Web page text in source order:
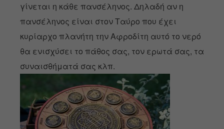
γίνεται η κάθε πανσέληνος. Δηλαδή αν η
πανσέληνος είναι στον Ταύρο που έχει
κυρίαρχο πλανήτη την Αφροδίτη αυτό το νερό
θα ενισχύσει το πάθος σας, τον ερωτά σας, τα
συναισθήματά σας κλπ.